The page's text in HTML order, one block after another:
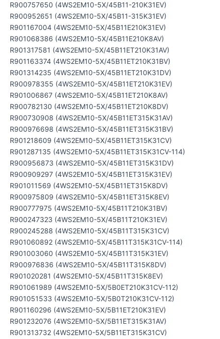
R900757650 (4WS2EM10-5X/45B11-210K31EV)
R900952651 (4WS2EM10-5X/45B11-315K31EV)
R901167004 (4WS2EM10-5X/45B11E210K31EV)
R901068386 (4WS2EM10-5X/45B11E210K8AV)
R901317581 (4WS2EM10-5X/45B11ET210K31AV)
R901163374 (4WS2EM10-5X/45B11ET210K31BV)
R901314235 (4WS2EM10-5X/45B11ET210K31DV)
R900978355 (4WS2EM10-5X/45B11ET210K31EV)
R901006867 (4WS2EM10-5X/45B11ET210K8AV)
R900782130 (4WS2EM10-5X/45B11ET210K8DV)
R900730908 (4WS2EM10-5X/45B11ET315K31AV)
R900976698 (4WS2EM10-5X/45B11ET315K31BV)
R901218609 (4WS2EM10-5X/45B11ET315K31CV)
R901287135 (4WS2EM10-5X/45B11ET315K31CV-114)
R900956873 (4WS2EM10-5X/45B11ET315K31DV)
R900909297 (4WS2EM10-5X/45B11ET315K31EV)
R901011569 (4WS2EM10-5X/45B11ET315K8DV)
R900975809 (4WS2EM10-5X/45B11ET315K8EV)
R900777975 (4WS2EM10-5X/45B11T210K31BV)
R900247323 (4WS2EM10-5X/45B11T210K31EV)
R900245288 (4WS2EM10-5X/45B11T315K31CV)
R901060892 (4WS2EM10-5X/45B11T315K31CV-114)
R901003060 (4WS2EM10-5X/45B11T315K31EV)
R900976836 (4WS2EM10-5X/45B11T315K8DV)
R901020281 (4WS2EM10-5X/45B11T315K8EV)
R901061989 (4WS2EM10-5X/5B0ET210K31CV-112)
R901051533 (4WS2EM10-5X/5B0T210K31CV-112)
R901160296 (4WS2EM10-5X/5B11ET210K31EV)
R901232076 (4WS2EM10-5X/5B11ET315K31AV)
R901313732 (4WS2EM10-5X/5B11ET315K31CV)